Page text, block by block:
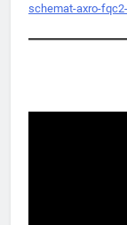
schemat-axro-